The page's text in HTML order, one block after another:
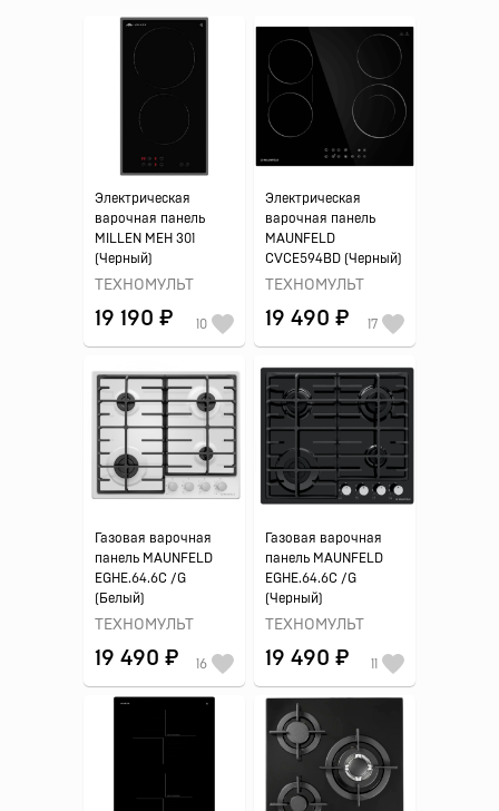
Электрическая
варочная панель
MILLEN MEH 301
(Черный)
ТЕХНОМУЛЬТ
19 190 ₽ 10
Электрическая
варочная панель
MAUNFELD
CVCE594BD (Черный)
ТЕХНОМУЛЬТ
19 490 ₽ 17
Газовая варочная
панель MAUNFELD
EGHE.64.6C /G
(Белый)
ТЕХНОМУЛЬТ
19 490 ₽ 16
Газовая варочная
панель MAUNFELD
EGHE.64.6C /G
(Черный)
ТЕХНОМУЛЬТ
19 490 ₽ 11